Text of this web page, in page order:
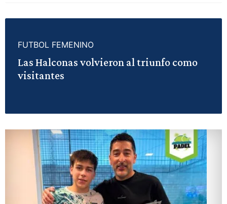
FUTBOL FEMENINO
Las Halconas volvieron al triunfo como
visitantes